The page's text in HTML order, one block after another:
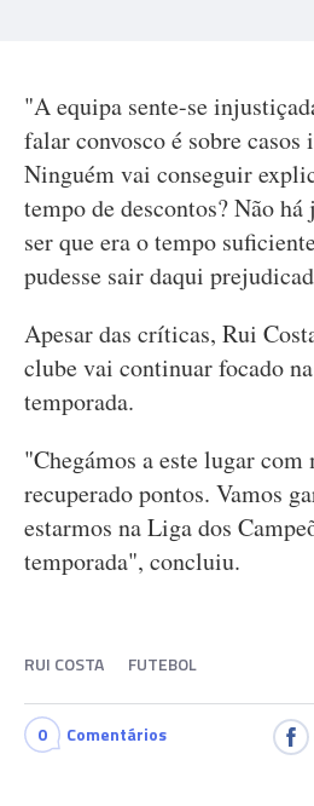
"A equipa sente-se
falar convosco é sobre casos
Ninguém vai conseguir
tempo de descontos? Não
ser que era o tempo
pudesse sair daqui
Apesar das críticas, Rui
clube vai continuar focado
temporada.
"Chegámos a este lugar
recuperado pontos. Vamos
estarmos na Liga dos
temporada", concluiu.
RUI COSTA FUTEBOL
0 Comentários